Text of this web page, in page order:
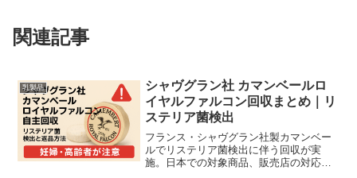
関連記事
乳製品
シャヴグラン社 カマンベールロ
イヤルファルコン回収まとめ｜リ
ステリア菌検出
フランス・シャヴグラン社製カマンベー
ルでリステリア菌検出に伴う回収が実
施。日本での対象商品、販売店の対応、